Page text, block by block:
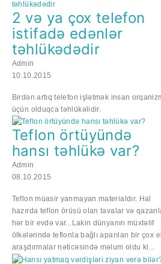
2 və ya çox telefon
istifadə edənlər
təhlükədədir
Admin
10.10.2015
Birdən artıq telefon işlətmək insan
üçün olduqca təhlükəlidir.
Teflon örtüyündə
hansı təhlükə var?
Admin
08.10.2015
Teflon müasir yanmayan materialdır. Hal
hazırda teflon örüsü olan tavalar və
hər bir evdə var...Lakin dünyanın müxtəlif
ölkələrində teflonla bağlı aparılan bir çox
araşdırmalar nəticəsində məlum oldu ki...